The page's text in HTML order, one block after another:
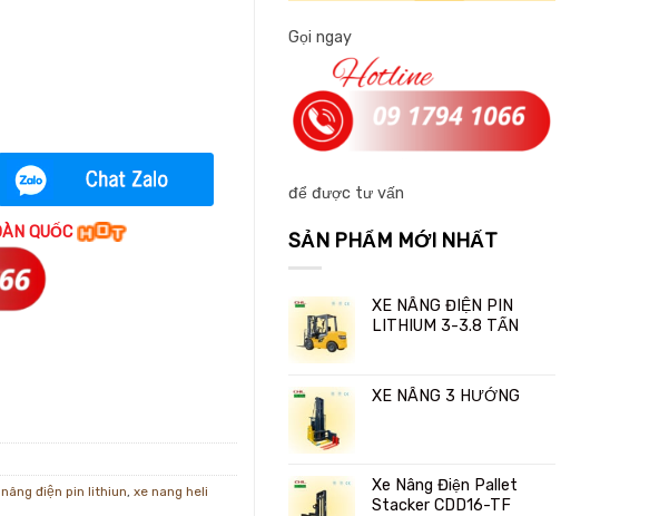
Gọi ngay
để được tư vấn
SẢN PHẨM MỚI NHẤT
XE NÂNG ĐIỆN PIN
LITHIUM 3-3.8 TẤN
XE NÂNG 3 HƯỚNG
Xe Nâng Điện Pallet
Stacker CDD16-TF
QUỐC
điện pin lithiun, xe nang heli